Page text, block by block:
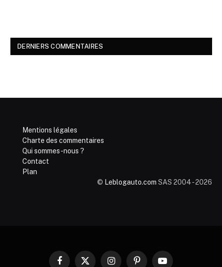
DERNIERS COMMENTAIRES
Mentions légales
Charte des commentaires
Qui sommes-nous ?
Contact
Plan
© Leblogauto.com SAS 2004 - 2026
Facebook
X InstagramPinterestYouTube